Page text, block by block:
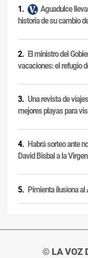
Aguadulce
historia de su cambio
El ministro del
vacaciones: el refugio
Una revista de
mejores playas para
Habrá sorteo ante
David Bisbal a la
Pimienta ilusiona al
© LA VOZ